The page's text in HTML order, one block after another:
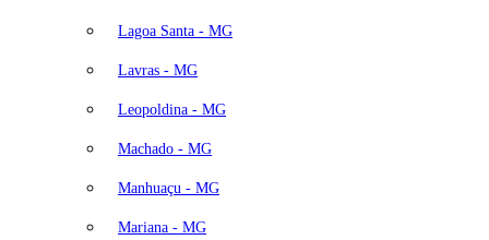
Lagoa Santa - MG
Lavras - MG
Leopoldina - MG
Machado - MG
Manhuaçu - MG
Mariana - MG